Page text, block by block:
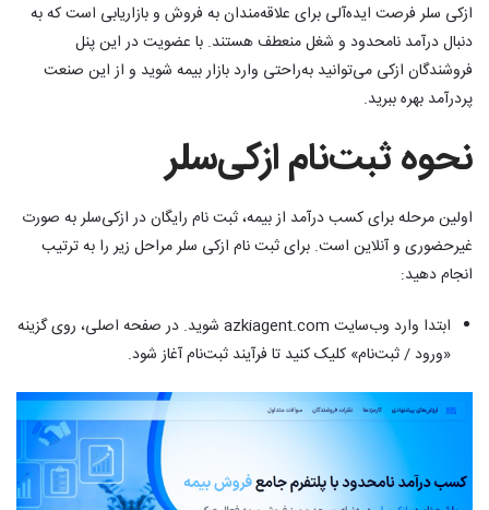
ازکی سلر فرصت ایده‌آلی برای علاقه‌مندان به فروش و بازاریابی است که به
دنبال درآمد نامحدود و شغل منعطف هستند. با عضویت در این پنل
فروشندگان ازکی می‌توانید به‌راحتی وارد بازار بیمه شوید و از این صنعت
پردرآمد بهره ببرید.
نحوه ثبت‌نام ازکی‌سلر
اولین مرحله برای کسب درآمد از بیمه، ثبت نام رایگان در ازکی‌سلر به صورت
غیر‌حضوری و آنلاین است. برای ثبت نام ازکی سلر مراحل زیر را به ترتیب
انجام دهید:
ابتدا وارد وب‌سایت azkiagent.com شوید.‎ در صفحه اصلی، روی گزینه
«ورود / ثبت‌نام» کلیک کنید تا فرآیند ثبت‌نام آغاز شود.